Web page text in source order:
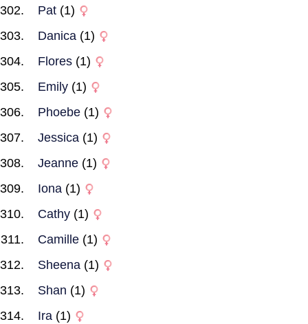
Pat (1)
Danica (1)
Flores (1)
Emily (1)
Phoebe (1)
Jessica (1)
Jeanne (1)
Iona (1)
Cathy (1)
Camille (1)
Sheena (1)
Shan (1)
Ira (1)